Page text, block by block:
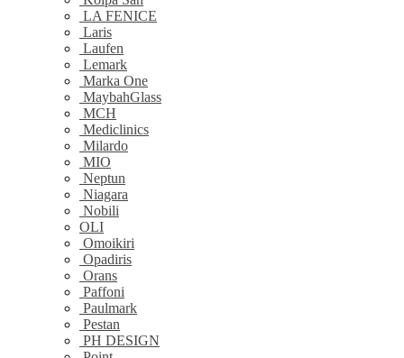
LA FENICE
Laris
Laufen
Lemark
Marka One
MaybahGlass
MCH
Mediclinics
Milardo
MIO
Neptun
Niagara
Nobili
OLI
Omoikiri
Opadiris
Orans
Paffoni
Paulmark
Pestan
PH DESIGN